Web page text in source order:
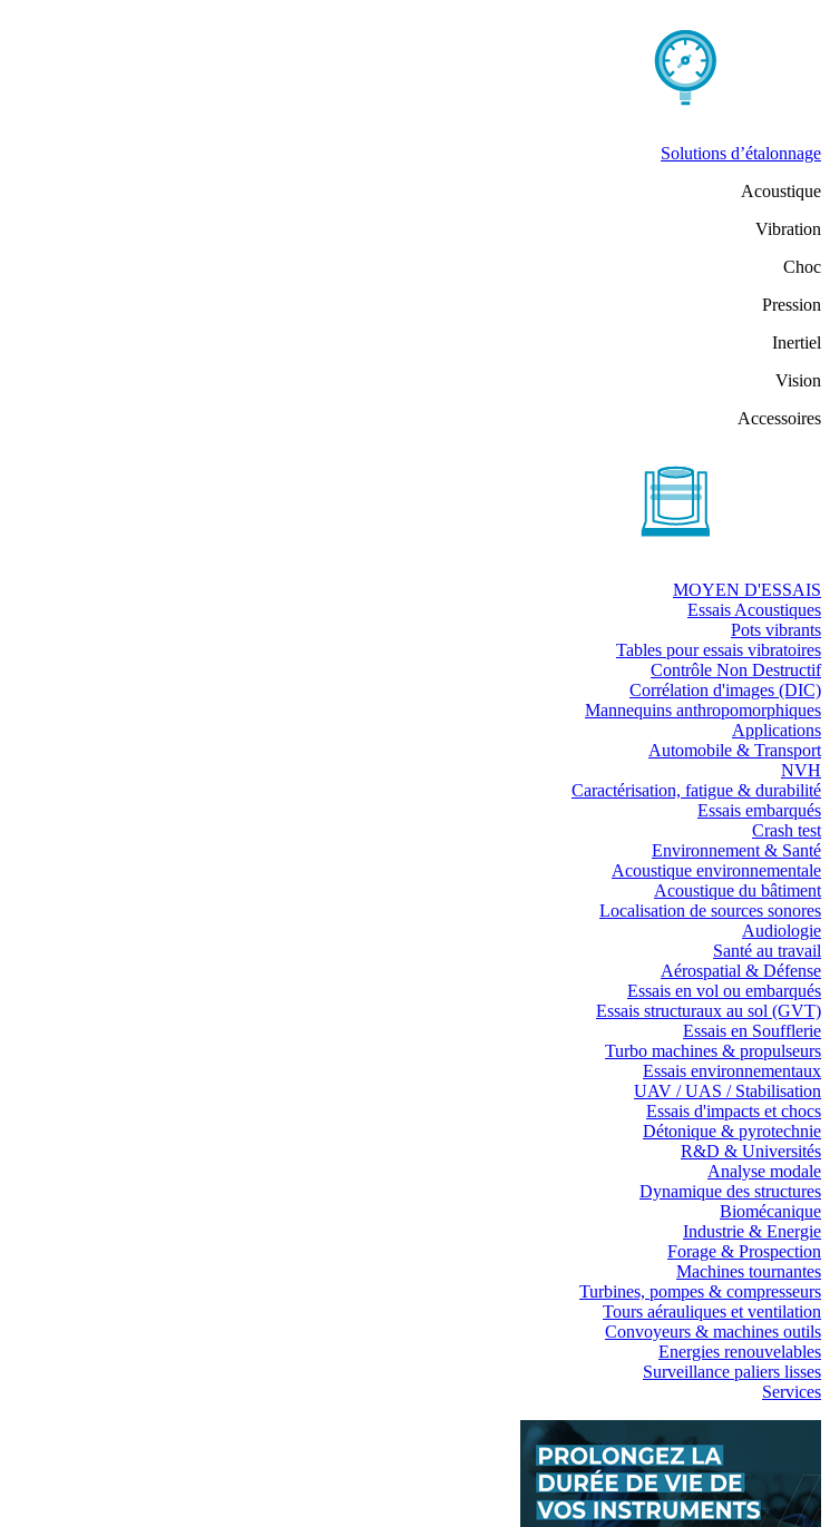
Solutions d’étalonnage
Acoustique
Vibration
Choc
Pression
Inertiel
Vision
Accessoires
MOYEN D'ESSAIS
Essais Acoustiques
Pots vibrants
Tables pour essais vibratoires
Contrôle Non Destructif
Corrélation d'images (DIC)
Mannequins anthropomorphiques
Applications
Automobile & Transport
NVH
Caractérisation, fatigue & durabilité
Essais embarqués
Crash test
Environnement & Santé
Acoustique environnementale
Acoustique du bâtiment
Localisation de sources sonores
Audiologie
Santé au travail
Aérospatial & Défense
Essais en vol ou embarqués
Essais structuraux au sol (GVT)
Essais en Soufflerie
Turbo machines & propulseurs
Essais environnementaux
UAV / UAS / Stabilisation
Essais d'impacts et chocs
Détonique & pyrotechnie
R&D & Universités
Analyse modale
Dynamique des structures
Biomécanique
Industrie & Energie
Forage & Prospection
Machines tournantes
Turbines, pompes & compresseurs
Tours aérauliques et ventilation
Convoyeurs & machines outils
Energies renouvelables
Surveillance paliers lisses
Services